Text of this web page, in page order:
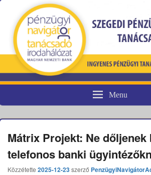
Pénzügyi
Menu
Mátrix Projekt: Ne dőljenek
telefonos banki
Közzétette 2025-12-23szerző